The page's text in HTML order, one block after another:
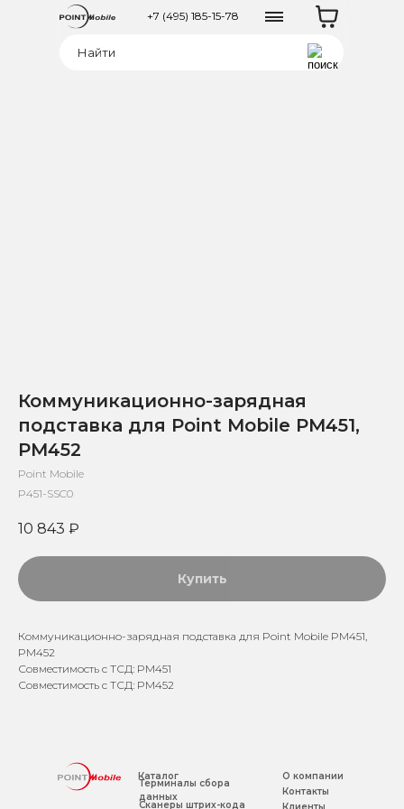
+7 (495) 185-15-78
Коммуникационно-зарядная
подставка для Point Mobile PM451,
PM452
Point Mobile
P451-SSC0
10 843 ₽
Купить
Коммуникационно-зарядная подставка для Point Mobile PM451,
PM452
Совместимость с ТСД: PM451
Совместимость с ТСД: PM452
Каталог
Контакты
Клиенты
О компании
Терминалы сбора
данных
Сканеры штрих-кода